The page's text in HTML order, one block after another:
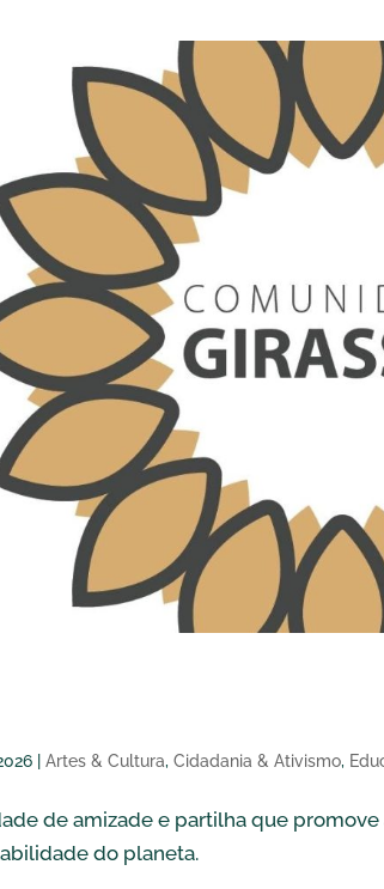
|Artes & Cultura,Cidadania & Ativismo,
de amizade e partilha que
do planeta.